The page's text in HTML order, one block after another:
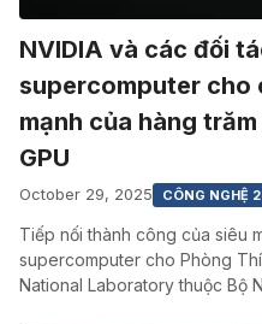
NVIDIA và các đối
supercomputer cho
mạnh của hàng
GPU
October 29, 2025 CÔNG NGHỆ
Tiếp nối thành công của siêu
supercomputer cho Phòng
National Laboratory thuộc Bộ